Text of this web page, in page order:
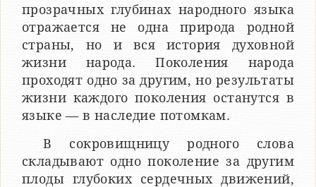
прозрачных глубинах народного языка
отражается не одна природа родной
страны, но и вся история духовной
жизни народа. Поколения народа
проходят одно за другим, но результаты
жизни каждого поколения останутся в
языке — в наследие потомкам.
В сокровищницу родного слова
складывают одно поколение за другим
плоды глубоких сердечных движений,